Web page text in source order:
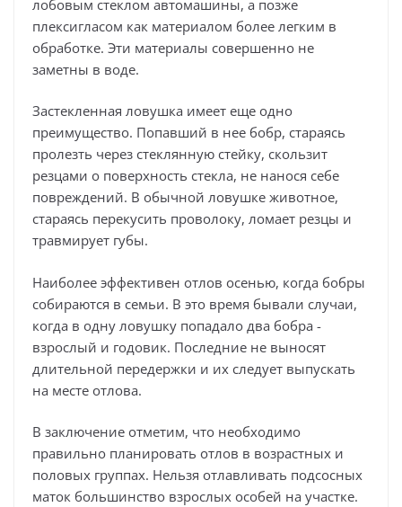
лобовым стеклом автомашины, а позже
плексигласом как материалом более легким в
обработке. Эти материалы совершенно не
заметны в воде.
Застекленная ловушка имеет еще одно
преимущество. Попавший в нее бобр, стараясь
пролезть через стеклянную стейку, скользит
резцами о поверхность стекла, не нанося себе
повреждений. В обычной ловушке животное,
стараясь перекусить проволоку, ломает резцы и
травмирует губы.
Наиболее эффективен отлов осенью, когда бобры
собираются в семьи. В это время бывали случаи,
когда в одну ловушку попадало два бобра -
взрослый и годовик. Последние не выносят
длительной передержки и их следует выпускать
на месте отлова.
В заключение отметим, что необходимо
правильно планировать отлов в возрастных и
половых группах. Нельзя отлавливать подсосных
маток большинство взрослых особей на участке.